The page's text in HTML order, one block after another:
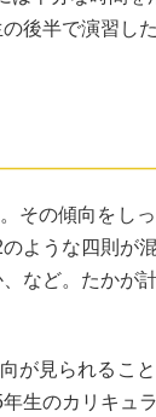
後半で演習し
その傾向をし
ような四則が
など。たかが
が見られるこ
生のカリキュ